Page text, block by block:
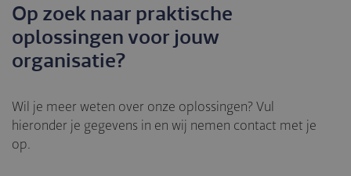
Op zoek naar praktische
oplossingen voor jouw
organisatie?
Wil je meer weten over onze oplossingen? Vul
hieronder je gegevens in en wij nemen contact met je
op.